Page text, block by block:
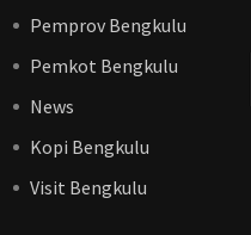
Pemprov Bengkulu
Pemkot Bengkulu
News
Kopi Bengkulu
Visit Bengkulu